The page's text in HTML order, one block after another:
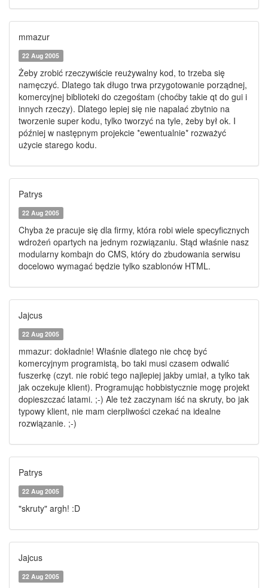
mmazur
22 Aug 2005
Żeby zrobić rzeczywiście reużywalny kod, to trzeba się
namęczyć. Dlatego tak długo trwa przygotowanie porządnej,
komercyjnej biblioteki do czegośtam (choćby takie qt do gui i
innych rzeczy). Dlatego lepiej się nie napalać zbytnio na
tworzenie super kodu, tylko tworzyć na tyle, żeby był ok. I
później w następnym projekcie *ewentualnie* rozważyć
użycie starego kodu.
Patrys
22 Aug 2005
Chyba że pracuje się dla firmy, która robi wiele specyficznych
wdrożeń opartych na jednym rozwiązaniu. Stąd właśnie nasz
modularny kombajn do CMS, który do zbudowania serwisu
docelowo wymagać będzie tylko szablonów HTML.
Jajcus
22 Aug 2005
mmazur: dokładnie! Właśnie dlatego nie chcę być
komercyjnym programistą, bo taki musi czasem odwalić
fuszerkę (czyt. nie robić tego najlepiej jakby umiał, a tylko tak
jak oczekuje klient). Programując hobbistycznie mogę projekt
dopieszczać latami. ;-) Ale też zaczynam iść na skruty, bo jak
typowy klient, nie mam cierpliwości czekać na idealne
rozwiązanie. ;-)
Patrys
22 Aug 2005
"skruty" argh! :D
Jajcus
22 Aug 2005